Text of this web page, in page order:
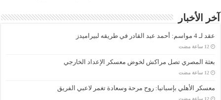
آخر الأخبار
عقد لـ 4 مواسم: أحمد عبد القادر في طريقه لبيراميدز
‏12 ساعة مضت
بعثة المصري تصل مراكش لخوض معسكر الإعداد الخارجي
‏12 ساعة مضت
معسكر الأهلي بإسبانيا: روح مرحة وسعادة تغمر لاعبي الفريق